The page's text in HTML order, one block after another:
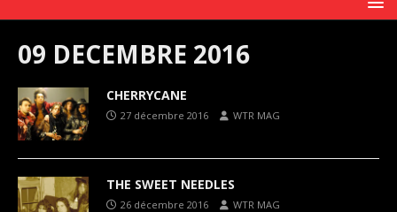
09 DECEMBRE 2016
CHERRYCANE
27 décembre 2016 WTR MAG
THE SWEET NEEDLES
26 décembre 2016 WTR MAG